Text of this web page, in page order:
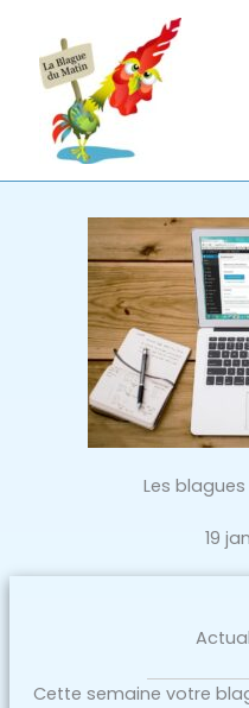
contenu
Les
19
Cette semaine votre